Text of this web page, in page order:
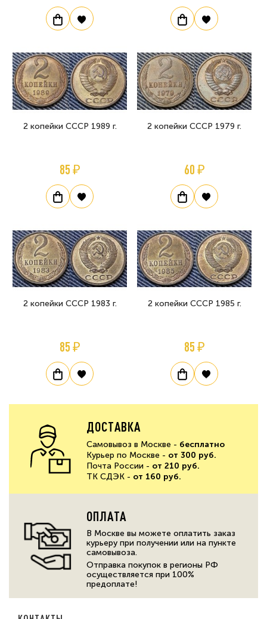
2 копейки СССР 1989 г.
85 ₽
2 копейки СССР 1979 г.
60 ₽
2 копейки СССР 1983 г.
85 ₽
2 копейки СССР 1985 г.
85 ₽
ДОСТАВКА
Самовывоз в Москве - бесплатно
Курьер по Москве - от 300 руб.
Почта России - от 210 руб.
ТК СДЭК - от 160 руб.
ОПЛАТА
В Москве вы можете оплатить заказ
курьеру при получении или на пункте
самовывоза.
Отправка покупок в регионы РФ
осуществляется при 100%
предоплате!